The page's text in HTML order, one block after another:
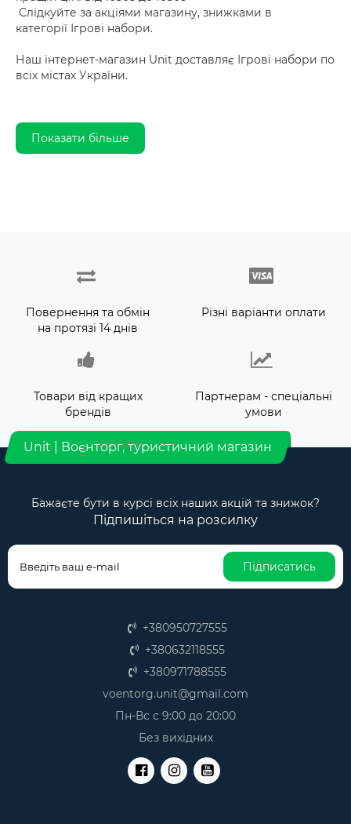
Слідкуйте за акціями магазину, знижками в
категорії Ігрові набори.
Наш інтернет-магазин Unit доставляє Ігрові набори по
всіх містах України.
Показати більше
Повернення та обмін
на протязі 14 днів
Різні варіанти оплати
Товари від кращих
брендів
Партнерам - спеціальні
умови
Unit | Воєнторг, туристичний магазин
Бажаєте бути в курсі всіх наших акцій та знижок?
Підпишіться на розсилку
Підписатись
+380950727555
+380632118555
+380971788555
voentorg.unit@gmail.com
Пн-Вс с 9:00 до 20:00
Без вихідних